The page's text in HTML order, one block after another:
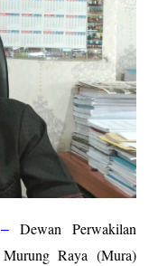
Dewan Perwakilan
Raya (Mura)